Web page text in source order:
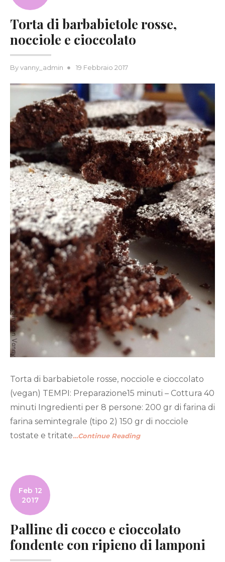
Torta di barbabietole rosse,
nocciole e cioccolato
Byvanny_admin
Posted
19 Febbraio 2017
Torta di barbabietole rosse, nocciole e cioccolato
(vegan) TEMPI: Preparazione15 minuti – Cottura 40
minuti Ingredienti per 8 persone: 200 gr di farina di
farina semintegrale (tipo 2) 150 gr di nocciole
tostate e tritate…Continue Reading
Feb 12
2017
Palline di cocco e cioccolato
fondente con ripieno di lamponi